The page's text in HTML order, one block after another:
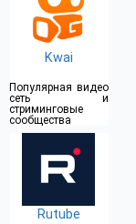
Kwai
Популярная видео
сеть и
стриминговые
сообщества
Rutube